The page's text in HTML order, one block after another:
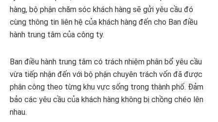
hàng, bộ phận chăm sóc khách hàng sẽ gửi yêu cầu đó
cùng thông tin liên hệ của khách hàng đến cho Ban điều
hành trung tâm của công ty.
Ban điều hành trung tâm có trách nhiệm phân bổ yêu cầu
vừa tiếp nhận đến với bộ phận chuyên trách vốn đã được
phân công theo từng khu vực sống trong thành phố. Đảm
bảo các yêu cầu của khách hàng không bị chồng chéo lên
nhau.